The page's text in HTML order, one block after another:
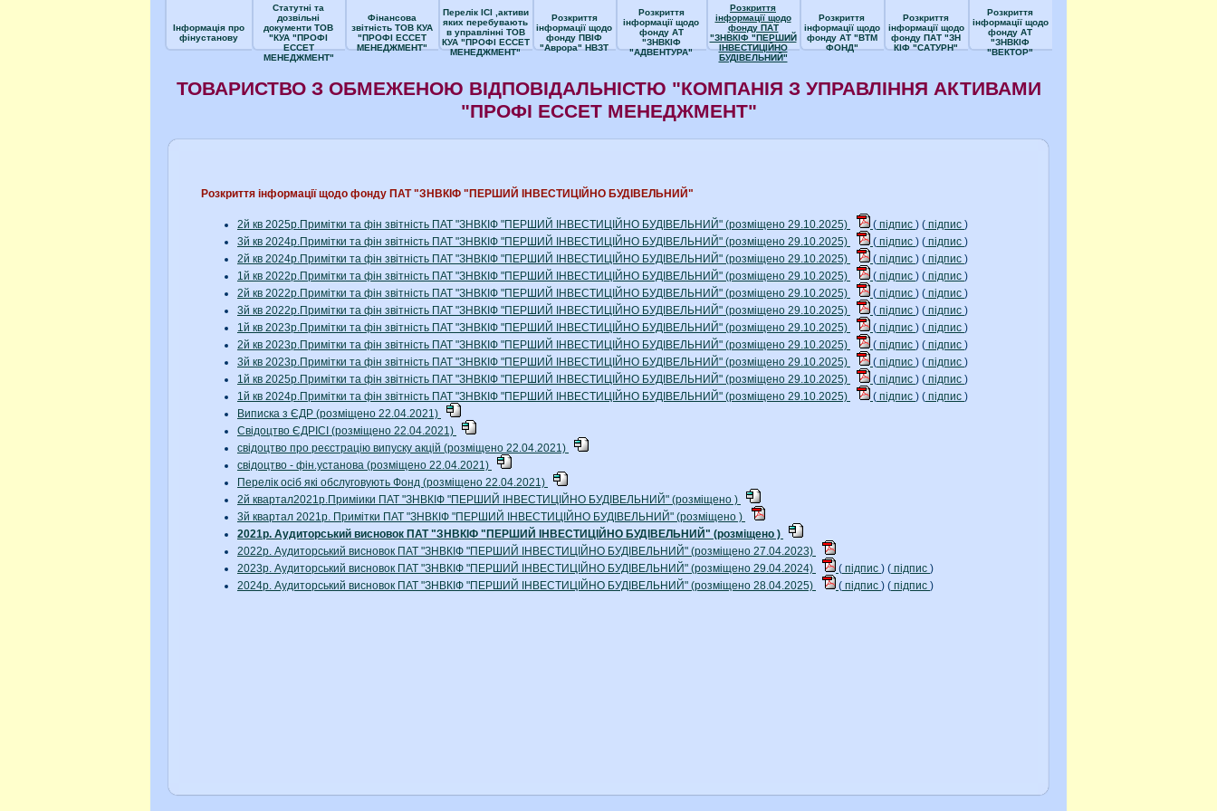
Інформація про
фінустанову
Статутні та
дозвільні
документи ТОВ
"КУА "ПРОФІ
ЕССЕТ
МЕНЕДЖМЕНТ"
Фінансова
звітність ТОВ КУА
"ПРОФІ ЕССЕТ
МЕНЕДЖМЕНТ"
Перелік ІСІ ,активи
яких перебувають
в управлінні ТОВ
КУА "ПРОФІ ЕССЕТ
МЕНЕДЖМЕНТ"
Розкриття
інформації щодо
фонду ПВІФ
"Аврора" НВЗТ
Розкриття
інформації щодо
фонду АТ
"ЗНВКІФ
"АДВЕНТУРА"
Розкриття
інформації щодо
фонду ПАТ
"ЗНВКІФ "ПЕРШИЙ
ІНВЕСТИЦІЙНО
БУДІВЕЛЬНИЙ"
Розкриття
інформації щодо
фонду АТ "ВТМ
ФОНД"
Розкриття
інформації щодо
фонду ПАТ "ЗН
КІФ "САТУРН"
Розкриття
інформації щодо
фонду АТ
"ЗНВКІФ
"ВЕКТОР"
ТОВАРИСТВО З ОБМЕЖЕНОЮ ВІДПОВІДАЛЬНІСТЮ "КОМПАНІЯ З УПРАВЛІННЯ АКТИВАМИ
"ПРОФІ ЕССЕТ МЕНЕДЖМЕНТ"
Розкриття інформації щодо фонду ПАТ "ЗНВКІФ "ПЕРШИЙ ІНВЕСТИЦІЙНО БУДІВЕЛЬНИЙ"
2й кв 2025р.Примітки та фін звітність ПАТ "ЗНВКІФ "ПЕРШИЙ ІНВЕСТИЦІЙНО БУДІВЕЛЬНИЙ" (розміщено 29.10.2025) ( підпис ) ( підпис )
3й кв 2024р.Примітки та фін звітність ПАТ "ЗНВКІФ "ПЕРШИЙ ІНВЕСТИЦІЙНО БУДІВЕЛЬНИЙ" (розміщено 29.10.2025)
( підпис ) ( підпис )
2й кв 2024р.Примітки та фін звітність ПАТ "ЗНВКІФ "ПЕРШИЙ ІНВЕСТИЦІЙНО БУДІВЕЛЬНИЙ" (розміщено 29.10.2025)
( підпис ) ( підпис )
1й кв 2022р.Примітки та фін звітність ПАТ "ЗНВКІФ "ПЕРШИЙ ІНВЕСТИЦІЙНО БУДІВЕЛЬНИЙ" (розміщено 29.10.2025)
( підпис ) ( підпис )
2й кв 2022р.Примітки та фін звітність ПАТ "ЗНВКІФ "ПЕРШИЙ ІНВЕСТИЦІЙНО БУДІВЕЛЬНИЙ" (розміщено 29.10.2025)
( підпис ) ( підпис )
3й кв 2022р.Примітки та фін звітність ПАТ "ЗНВКІФ "ПЕРШИЙ ІНВЕСТИЦІЙНО БУДІВЕЛЬНИЙ" (розміщено 29.10.2025)
( підпис ) ( підпис )
1й кв 2023р.Примітки та фін звітність ПАТ "ЗНВКІФ "ПЕРШИЙ ІНВЕСТИЦІЙНО БУДІВЕЛЬНИЙ" (розміщено 29.10.2025)
( підпис ) ( підпис )
2й кв 2023р.Примітки та фін звітність ПАТ "ЗНВКІФ "ПЕРШИЙ ІНВЕСТИЦІЙНО БУДІВЕЛЬНИЙ" (розміщено 29.10.2025)
( підпис ) ( підпис )
3й кв 2023р.Примітки та фін звітність ПАТ "ЗНВКІФ "ПЕРШИЙ ІНВЕСТИЦІЙНО БУДІВЕЛЬНИЙ" (розміщено 29.10.2025)
( підпис ) ( підпис )
1й кв 2025р.Примітки та фін звітність ПАТ "ЗНВКІФ "ПЕРШИЙ ІНВЕСТИЦІЙНО БУДІВЕЛЬНИЙ" (розміщено 29.10.2025)
( підпис ) ( підпис )
1й кв 2024р.Примітки та фін звітність ПАТ "ЗНВКІФ "ПЕРШИЙ ІНВЕСТИЦІЙНО БУДІВЕЛЬНИЙ" (розміщено 29.10.2025)
( підпис ) ( підпис )
Виписка з ЄДР (розміщено 22.04.2021)
Свідоцтво ЄДРІСІ (розміщено 22.04.2021)
свідоцтво про реєстрацію випуску акцій (розміщено 22.04.2021)
свідоцтво - фін.установа (розміщено 22.04.2021)
Перелік осіб які обслуговують Фонд (розміщено 22.04.2021)
2й квартал2021р.Приміики ПАТ "ЗНВКІФ "ПЕРШИЙ ІНВЕСТИЦІЙНО БУДІВЕЛЬНИЙ" (розміщено )
3й квартал 2021р. Примітки ПАТ "ЗНВКІФ "ПЕРШИЙ ІНВЕСТИЦІЙНО БУДІВЕЛЬНИЙ" (розміщено )
2021р. Аудиторський висновок ПАТ "ЗНВКІФ "ПЕРШИЙ ІНВЕСТИЦІЙНО БУДІВЕЛЬНИЙ" (розміщено )
2022р. Аудиторський висновок ПАТ "ЗНВКІФ "ПЕРШИЙ ІНВЕСТИЦІЙНО БУДІВЕЛЬНИЙ" (розміщено 27.04.2023)
2023р. Аудиторський висновок ПАТ "ЗНВКІФ "ПЕРШИЙ ІНВЕСТИЦІЙНО БУДІВЕЛЬНИЙ" (розміщено 29.04.2024)
( підпис ) ( підпис )
2024р. Аудиторський висновок ПАТ "ЗНВКІФ "ПЕРШИЙ ІНВЕСТИЦІЙНО БУДІВЕЛЬНИЙ" (розміщено 28.04.2025)
( підпис ) ( підпис )